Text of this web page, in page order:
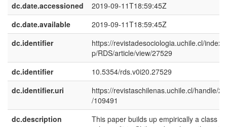
dc.date.accessioned
2019-09-11T18:59:45Z
dc.date.available
2019-09-11T18:59:45Z
dc.identifier
https://revistadesociologia.uchile.cl/
p/RDS/article/view/27529
dc.identifier
10.5354/rds.v0i20.27529
dc.identifier.uri
https://revistaschilenas.uchile.cl/handle/
/109491
dc.description
This paper builds up empirically a class